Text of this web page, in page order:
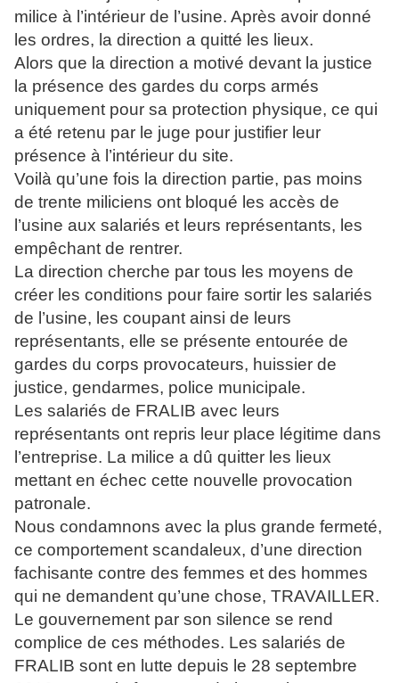
milice à l’intérieur de l’usine. Après avoir donné
les ordres, la direction a quitté les lieux.
Alors que la direction a motivé devant la justice
la présence des gardes du corps armés
uniquement pour sa protection physique, ce qui
a été retenu par le juge pour justifier leur
présence à l’intérieur du site.
Voilà qu’une fois la direction partie, pas moins
de trente miliciens ont bloqué les accès de
l’usine aux salariés et leurs représentants, les
empêchant de rentrer.
La direction cherche par tous les moyens de
créer les conditions pour faire sortir les salariés
de l’usine, les coupant ainsi de leurs
représentants, elle se présente entourée de
gardes du corps provocateurs, huissier de
justice, gendarmes, police municipale.
Les salariés de FRALIB avec leurs
représentants ont repris leur place légitime dans
l’entreprise. La milice a dû quitter les lieux
mettant en échec cette nouvelle provocation
patronale.
Nous condamnons avec la plus grande fermeté,
ce comportement scandaleux, d’une direction
fachisante contre des femmes et des hommes
qui ne demandent qu’une chose, TRAVAILLER.
Le gouvernement par son silence se rend
complice de ces méthodes. Les salariés de
FRALIB sont en lutte depuis le 28 septembre